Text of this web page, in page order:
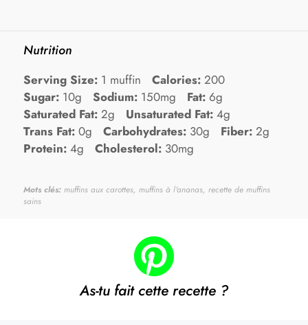
Nutrition
Serving Size: 1 muffin Calories: 200
Sugar: 10g Sodium: 150mg Fat: 6g
Saturated Fat: 2g Unsaturated Fat: 4g
Trans Fat: 0g Carbohydrates: 30g Fiber: 2g
Protein: 4g Cholesterol: 30mg
Mots clés: muffins aux carottes, muffins à l'ananas, recette de muffins
sains
As-tu fait cette recette ?